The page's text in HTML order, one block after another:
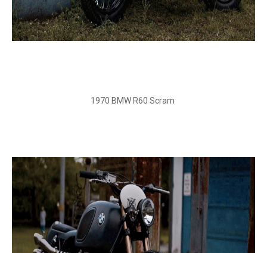
1970 BMW R60 Scram